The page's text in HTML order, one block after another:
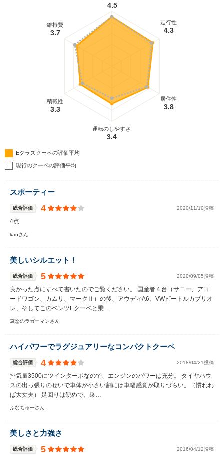
4.5
走行性
4.3
居住性
3.8
運転のしやすさ
3.4
積載性
3.3
維持費
3.7
Eクラスクーペの評価平均
現行のクーペの評価平均
スポーティー
総合評価 4 2020/11/10投稿
4点
kanさん
美しいシルエット！
総合評価 5 2020/09/05投稿
良かった点にすべて書いたのでご覧ください。 国産者４台（サニー、アコ
ードワゴン、カムリ、マークⅡ）の後、アウディA6、VWビートルカブリオ
レ、そしてこのベンツEクーペと乗…
哀愁のラガーマンさん
ハイパワーでラグジュアリーなコンパクトクーペ
総合評価 4 2018/04/21投稿
排気量3500にツインターボなので、エンジンのパワーは充分。 タイヤハウ
スの出っ張りのせいで車体が小さい割には車幅感覚が取りづらい。（慣れれ
ば大丈夫） 足回りは硬めで、乗…
ふなちゅーさん
美しさと力強さ
総合評価 5 2016/04/12投稿